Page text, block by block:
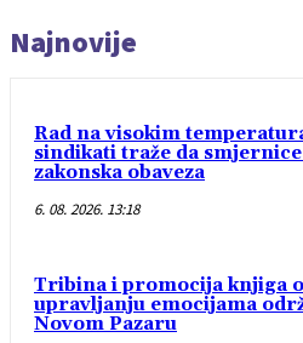
Najnovije
Rad na visokim
sindikati traže da
zakonska obaveza
6. 08. 2026. 13:18
Tribina i promocija knjiga o
upravljanju emocijama
Novom Pazaru